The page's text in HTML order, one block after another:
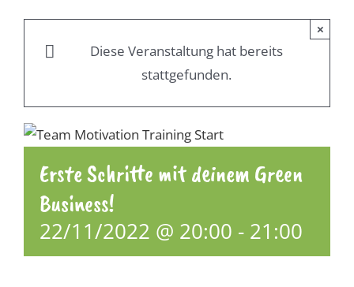
Diese Veranstaltung hat bereits
stattgefunden.
×
Erste Schritte mit deinem Green
Business!
22/11/2022 @ 20:00 - 21:00